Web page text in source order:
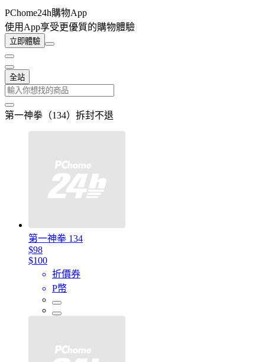
PChome24h購物App
使用App享受更優質的購物體驗
立即體驗
全站
第一神拳（134）拆封不退
第一神拳 134
$98
$100
折價券
P幣